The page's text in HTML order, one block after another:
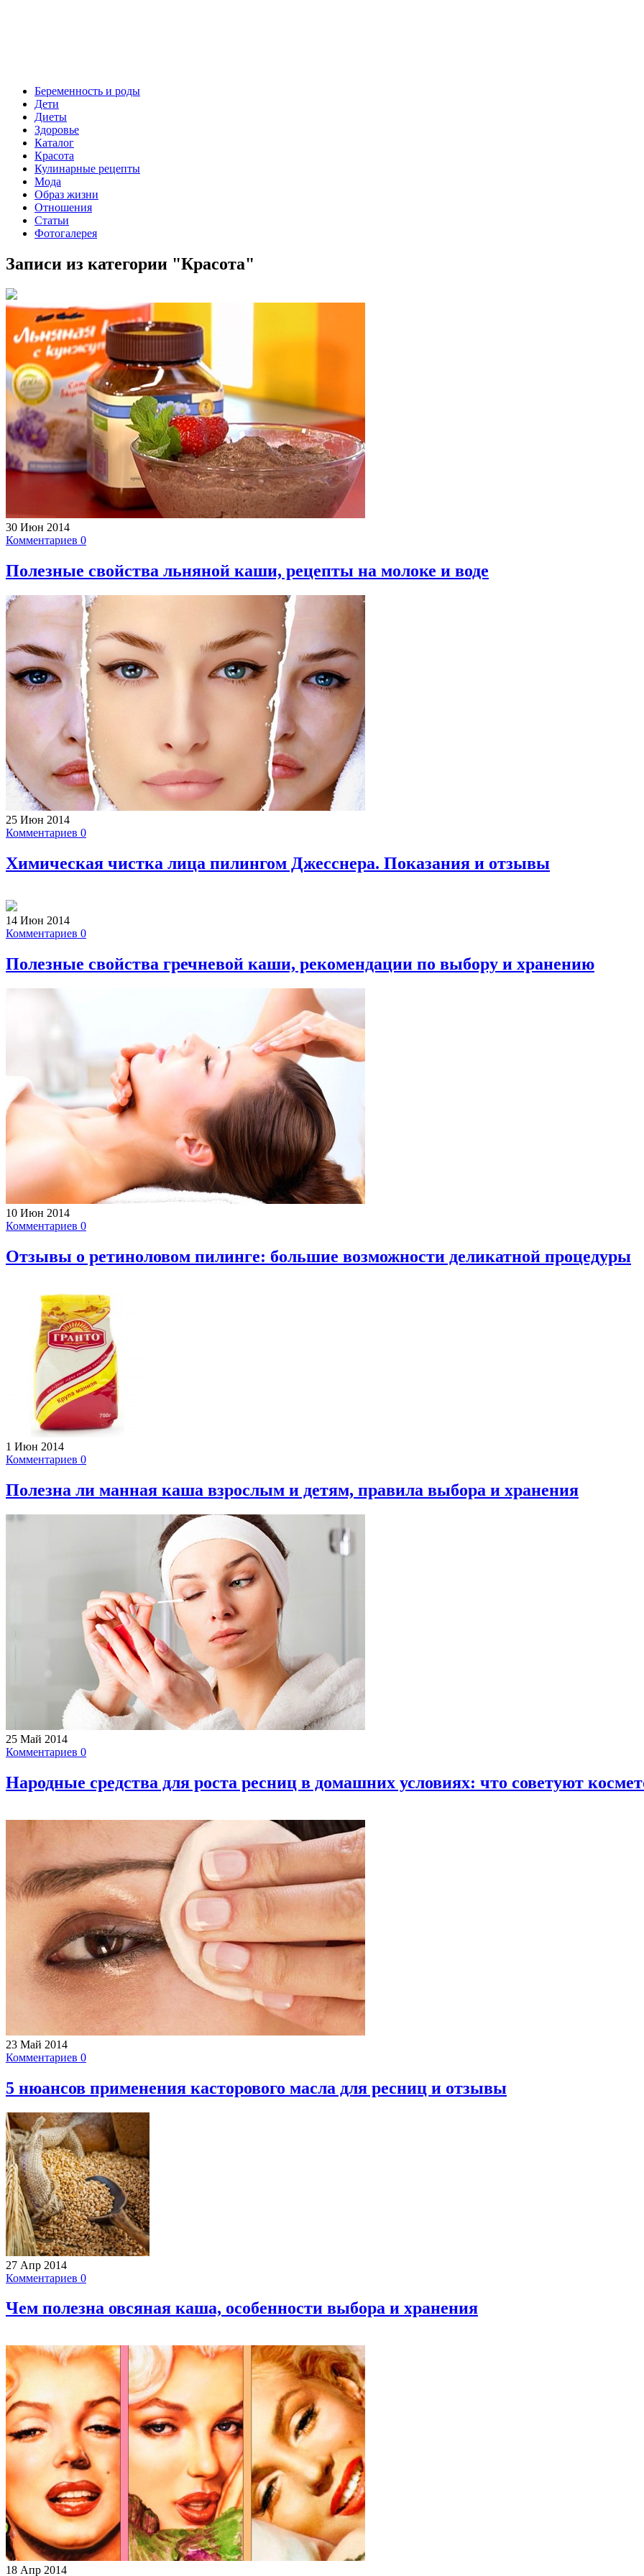
Беременность и роды
Дети
Диеты
Здоровье
Каталог
Красота
Кулинарные рецепты
Мода
Образ жизни
Отношения
Статьи
Фотогалерея
Записи из категории "Красота"
30 Июн 2014
Комментариев 0
Полезные свойства льняной каши, рецепты на молоке и воде
25 Июн 2014
Комментариев 0
Химическая чистка лица пилингом Джесснера. Показания и отзывы
14 Июн 2014
Комментариев 0
Полезные свойства гречневой каши, рекомендации по выбору и хранению
10 Июн 2014
Комментариев 0
Отзывы о ретиноловом пилинге: большие возможности деликатной процедуры
1 Июн 2014
Комментариев 0
Полезна ли манная каша взрослым и детям, правила выбора и хранения
25 Май 2014
Комментариев 0
Народные средства для роста ресниц в домашних условиях: что советуют
23 Май 2014
Комментариев 0
5 нюансов применения касторового масла для ресниц и отзывы
27 Апр 2014
Комментариев 0
Чем полезна овсяная каша, особенности выбора и хранения
18 Апр 2014